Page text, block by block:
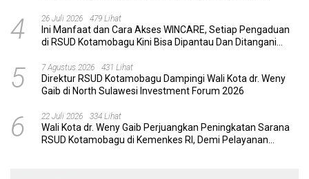
4 26 Juli 2026 479 Lihat
Ini Manfaat dan Cara Akses WINCARE, Setiap Pengaduan
di RSUD Kotamobagu Kini Bisa Dipantau Dan Ditangani
5 7 Agustus 2026 431 Lihat
Direktur RSUD Kotamobagu Dampingi Wali Kota dr. Weny
Gaib di North Sulawesi Investment Forum 2026
6 22 Juli 2026 334 Lihat
Wali Kota dr. Weny Gaib Perjuangkan Peningkatan Sarana
RSUD Kotamobagu di Kemenkes RI, Demi Pelayanan